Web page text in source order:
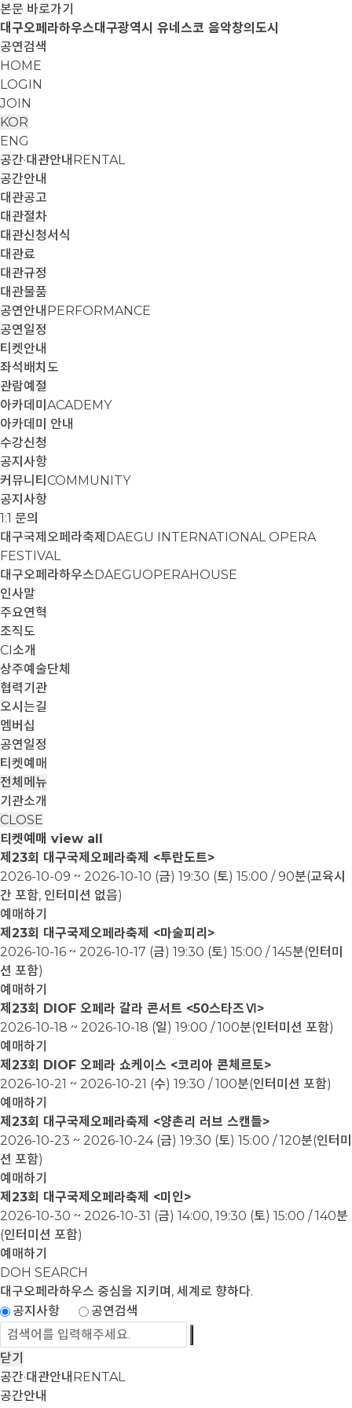
본문 바로가기
대구오페라하우스대구광역시 유네스코 음악창의도시
공연검색
HOME
LOGIN
JOIN
KOR
ENG
공간·대관안내 RENTAL
공간안내
대관공고
대관절차
대관신청서식
대관료
대관규정
대관물품
공연안내 PERFORMANCE
공연일정
티켓안내
좌석배치도
관람예절
아카데미 ACADEMY
아카데미 안내
수강신청
공지사항
커뮤니티 COMMUNITY
공지사항
1:1 문의
대구국제오페라축제 DAEGU INTERNATIONAL OPERA
FESTIVAL
대구오페라하우스DAEGUOPERAHOUSE
인사말
주요연혁
조직도
CI소개
상주예술단체
협력기관
오시는길
멤버십
공연일정
티켓예매
전체메뉴
기관소개
CLOSE
티켓예매 view all
제23회 대구국제오페라축제 <투란도트>
2026-10-09 ~ 2026-10-10 (금) 19:30 (토) 15:00 / 90분(교육시
간 포함, 인터미션 없음)
예매하기
제23회 대구국제오페라축제 <마술피리>
2026-10-16 ~ 2026-10-17 (금) 19:30 (토) 15:00 / 145분(인터미
션 포함)
예매하기
제23회 DIOF 오페라 갈라 콘서트 <50스타즈Ⅵ>
2026-10-18 ~ 2026-10-18 (일) 19:00 / 100분(인터미션 포함)
예매하기
제23회 DIOF 오페라 쇼케이스 <코리아 콘체르토>
2026-10-21 ~ 2026-10-21 (수) 19:30 / 100분(인터미션 포함)
예매하기
제23회 대구국제오페라축제 <양촌리 러브 스캔들>
2026-10-23 ~ 2026-10-24 (금) 19:30 (토) 15:00 / 120분(인터미
션 포함)
예매하기
제23회 대구국제오페라축제 <미인>
2026-10-30 ~ 2026-10-31 (금) 14:00, 19:30 (토) 15:00 / 140분
(인터미션 포함)
예매하기
DOH SEARCH
대구오페라하우스 중심을 지키며, 세계로 향하다.
공지사항
공연검색
닫기
공간·대관안내 RENTAL
공간안내